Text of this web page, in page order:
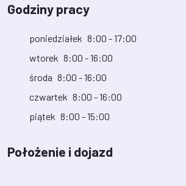
Godziny pracy
poniedziałek 8:00 - 17:00
wtorek 8:00 - 16:00
środa 8:00 - 16:00
czwartek 8:00 - 16:00
piątek 8:00 - 15:00
Położenie i dojazd